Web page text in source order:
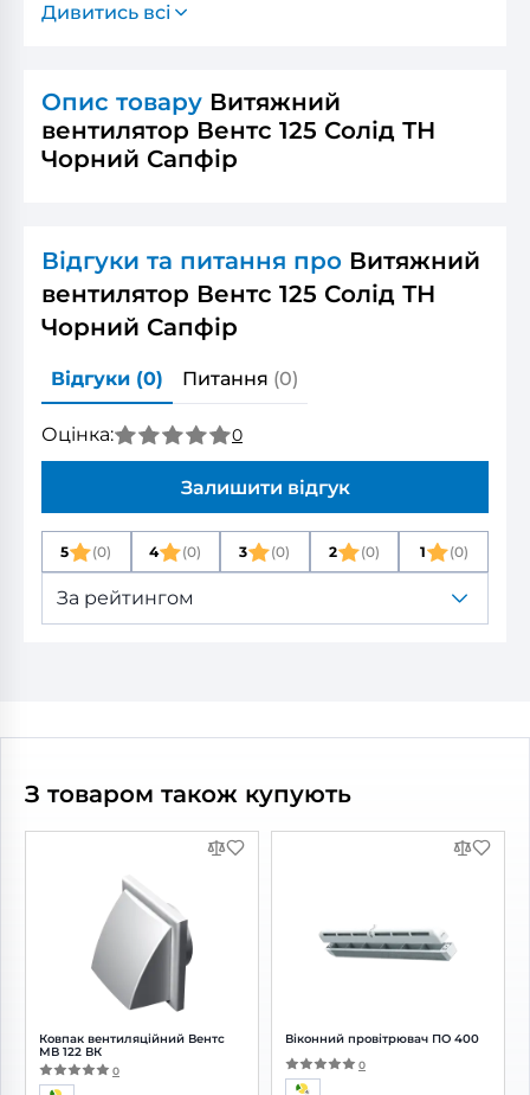
Дивитись всі
Опис товару Витяжний
вентилятор Вентс 125 Солід ТН
Чорний Сапфір
Відгуки та питання про Витяжний
вентилятор Вентс 125 Солід ТН
Чорний Сапфір
Відгуки (0) Питання (0)
Оцінка: 0
Залишити відгук
5 (0) 4 (0) 3 (0) 2 (0) 1 (0)
За рейтингом
З товаром також купують
Ковпак вентиляційний Вентс
МВ 122 ВК
0
Віконний провітрювач ПО 400
0